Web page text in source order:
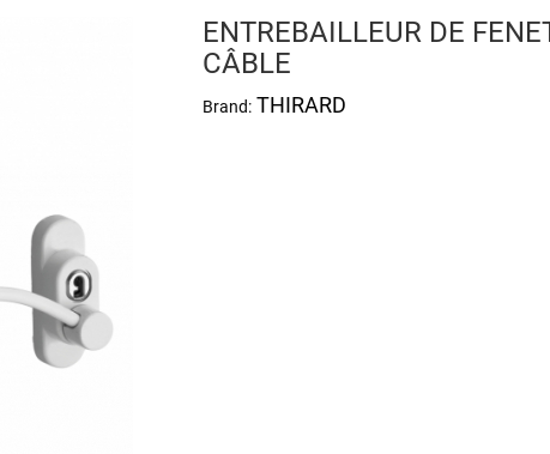
ENTREBAILLEUR DE
CÂBLE
Brand: THIRARD